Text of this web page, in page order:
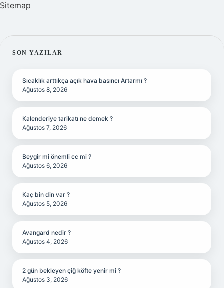
Sitemap
SIDEBAR
SON YAZILAR
Sıcaklık arttıkça açık hava basıncı Artarmı ?
Ağustos 8, 2026
Kalenderiye tarikatı ne demek ?
Ağustos 7, 2026
Beygir mi önemli cc mi ?
Ağustos 6, 2026
Kaç bin din var ?
Ağustos 5, 2026
Avangard nedir ?
Ağustos 4, 2026
2 gün bekleyen çiğ köfte yenir mi ?
Ağustos 3, 2026